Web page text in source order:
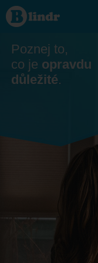
Seznamka
- Ona
hledá
Poznej to,
co je opravdu
důležité.